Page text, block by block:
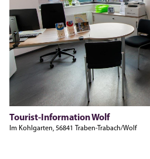
Tourist-Information Wolf
Im Kohlgarten, 56841 Traben-Trabach/Wolf